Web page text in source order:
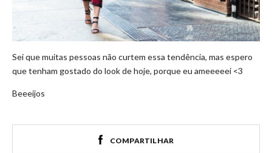
Sei que muitas pessoas não curtem essa tendência, mas espero
que tenham gostado do look de hoje, porque eu ameeeeei <3
Beeeijos
COMPARTILHAR